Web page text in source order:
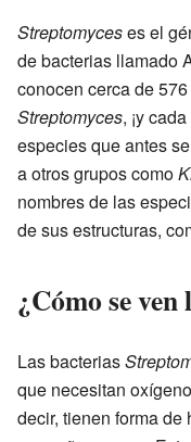
Streptomyceses el
de bacterias llamado
conocen cerca de
Streptomyces, ¡y
especies que antes
a otros grupos como
nombres de las
de sus estructuras,
¿Cómo se ven
Las bacterias
que necesitan
decir, tienen forma